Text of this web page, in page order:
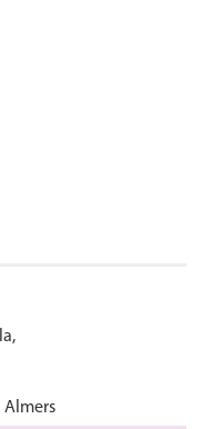
Almers